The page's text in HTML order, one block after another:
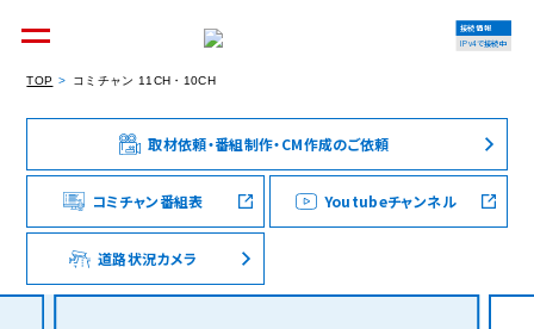
個人のお客様 集合住宅オーナーの方
法人のお客様 料金シミュレーション
接続情報
IPv4で接続中
TOP コミチャン 11CH・10CH
取材依頼・番組制作・CM作成のご依頼
コミチャン番組表 Youtubeチャンネル
道路状況カメラ